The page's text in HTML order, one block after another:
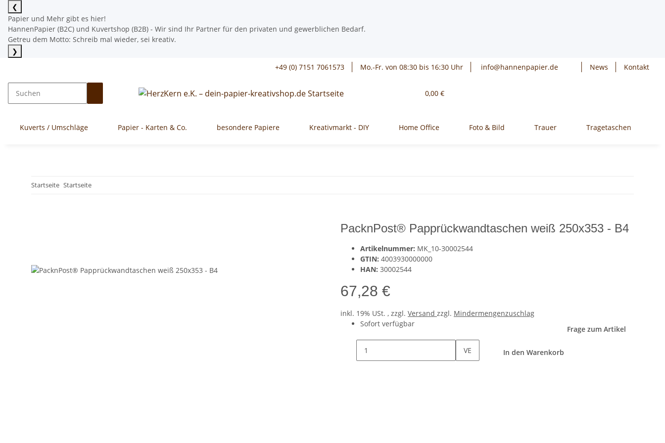
❮
Papier und Mehr gibt es hier!
HannenPapier (B2C) und Kuvertshop (B2B) - Wir sind Ihr Partner für den privaten und gewerblichen Bedarf.
Getreu dem Motto: Schreib mal wieder, sei kreativ.
❯
News
Kontakt
+49 (0) 7151 7061573 Mo.-Fr. von 08:30 bis 16:30 Uhr info@hannenpapier.de
0,00 €
Kuverts / Umschläge Papier - Karten & Co. besondere Papiere Kreativmarkt - DIY Home Office Foto & Bild Trauer Tragetaschen
Startseite Startseite
PacknPost® Papprückwandtaschen weiß 250x353 - B4
Artikelnummer: MK_10-30002544
GTIN: 4003930000000
HAN: 30002544
67,28 €
inkl. 19% USt. , zzgl. Versand zzgl. Mindermengenzuschlag
Sofort verfügbar
Frage zum Artikel
VE In den Warenkorb